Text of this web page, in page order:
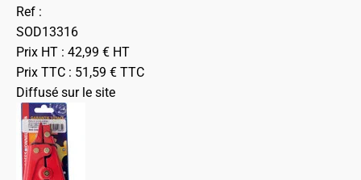
Ref :
SOD13316
Prix HT : 42,99 € HT
Prix TTC : 51,59 € TTC
Diffusé sur le site